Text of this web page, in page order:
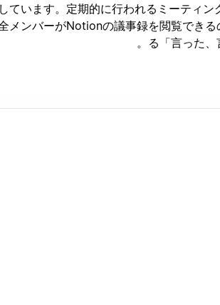
ています。定期的に行われるミーティ
メンバーがNotionの議事録を閲覧できる
る「言った、